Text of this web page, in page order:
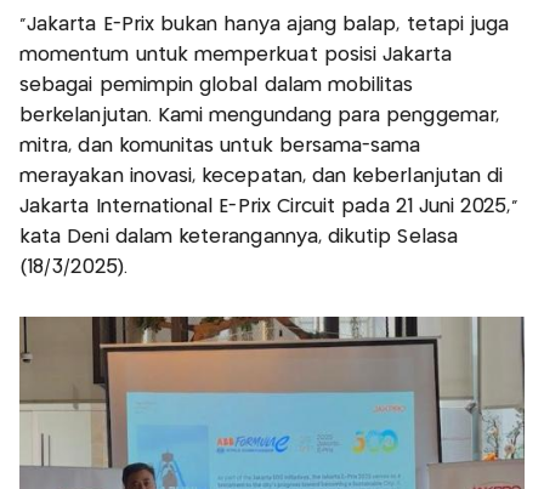
"Jakarta E-Prix bukan hanya ajang balap, tetapi juga
momentum untuk memperkuat posisi Jakarta
sebagai pemimpin global dalam mobilitas
berkelanjutan. Kami mengundang para penggemar,
mitra, dan komunitas untuk bersama-sama
merayakan inovasi, kecepatan, dan keberlanjutan di
Jakarta International E-Prix Circuit pada 21 Juni 2025,"
kata Deni dalam keterangannya, dikutip Selasa
(18/3/2025).